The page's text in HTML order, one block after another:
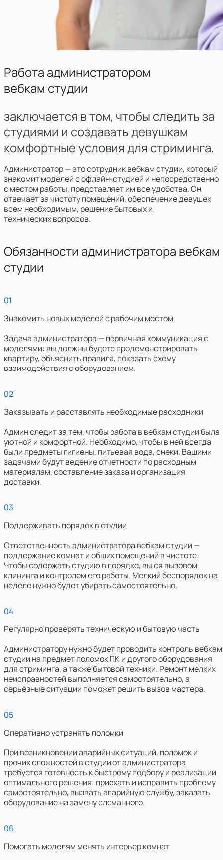
Работа администратором
вебкам студии
заключается в том, чтобы следить за
студиями и создавать девушкам
комфортные условия для стриминга.
Администратор — это сотрудник вебкам студии, который
знакомит моделей с офлайн-студией и непосредственно
с местом работы, представляет им все удобства. Он
отвечает за чистоту помещений, обеспечение девушек
всем необходимым, решение бытовых и
технических вопросов.
Обязанности администратора вебкам
студии
01
Знакомить новых моделей с рабочим местом
Задача администратора — первичная коммуникация с
моделями: вы должны будете продемонстрировать
квартиру, объяснить правила, показать схему
взаимодействия с оборудованием.
02
Заказывать и расставлять необходимые расходники
Админ следит за тем, чтобы работа в вебкам студии была
уютной и комфортной. Необходимо, чтобы в ней всегда
были предметы гигиены, питьевая вода, снеки. Вашими
задачами будут ведение отчетности по расходным
материалам, составление заказа и организация
доставки.
03
Поддерживать порядок в студии
Ответственность администратора вебкам студии —
поддержание комнат и общих помещений в чистоте.
Чтобы содержать студию в порядке, вы ся вызовом
клининга и контролем его работы. Мелкий беспорядок на
неделе нужно будет убирать самостоятельно.
04
Регулярно проверять техническую и бытовую часть
Администратору нужно будет проводить контроль вебкам
студии на предмет поломок ПК и другого оборудования
для стриминга, а также бытовой техники. Ремонт мелких
неисправностей выполняется самостоятельно, а
серьёзные ситуации поможет решить вызов мастера.
05
Оперативно устранять поломки
При возникновении аварийных ситуаций, поломок и
прочих сложностей в студии от администратора
требуется готовность к быстрому подбору и реализации
оптимального решения: приехать и исправить проблему
самостоятельно, вызвать аварийную службу, заказать
оборудование на замену сломанного.
06
Помогать моделям менять интерьер комнат